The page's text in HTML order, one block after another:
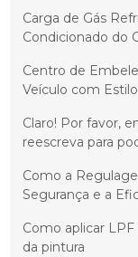
Carga de Gás
Condicionado do
Centro de
Veículo com Estilo
Claro! Por favor,
reescreva para
Como a
Segurança e a
Como aplicar
da pintura